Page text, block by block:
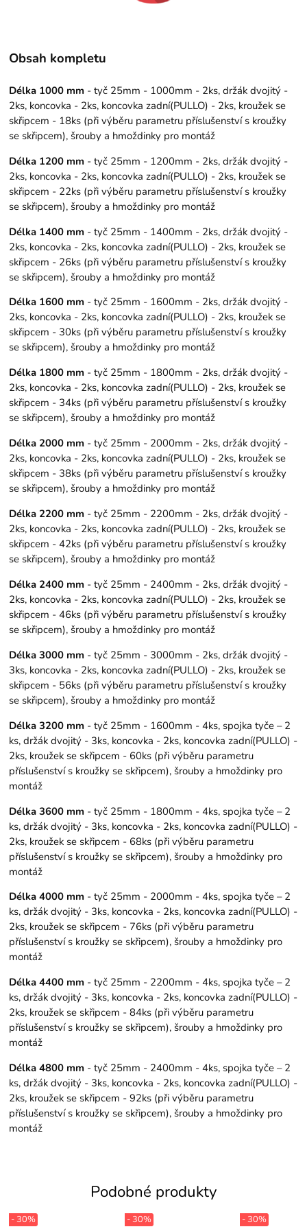
Obsah kompletu
Délka 1000 mm - tyč 25mm - 1000mm - 2ks, držák dvojitý -
2ks, koncovka - 2ks, koncovka zadní(PULLO) - 2ks, kroužek se
skřipcem - 18ks (při výběru parametru příslušenství s kroužky
se skřipcem), šrouby a hmoždinky pro montáž
Délka 1200 mm - tyč 25mm - 1200mm - 2ks, držák dvojitý -
2ks, koncovka - 2ks, koncovka zadní(PULLO) - 2ks, kroužek se
skřipcem - 22ks (při výběru parametru příslušenství s kroužky
se skřipcem), šrouby a hmoždinky pro montáž
Délka 1400 mm - tyč 25mm - 1400mm - 2ks, držák dvojitý -
2ks, koncovka - 2ks, koncovka zadní(PULLO) - 2ks, kroužek se
skřipcem - 26ks (při výběru parametru příslušenství s kroužky
se skřipcem), šrouby a hmoždinky pro montáž
Délka 1600 mm - tyč 25mm - 1600mm - 2ks, držák dvojitý -
2ks, koncovka - 2ks, koncovka zadní(PULLO) - 2ks, kroužek se
skřipcem - 30ks (při výběru parametru příslušenství s kroužky
se skřipcem), šrouby a hmoždinky pro montáž
Délka 1800 mm - tyč 25mm - 1800mm - 2ks, držák dvojitý -
2ks, koncovka - 2ks, koncovka zadní(PULLO) - 2ks, kroužek se
skřipcem - 34ks (při výběru parametru příslušenství s kroužky
se skřipcem), šrouby a hmoždinky pro montáž
Délka 2000 mm - tyč 25mm - 2000mm - 2ks, držák dvojitý -
2ks, koncovka - 2ks, koncovka zadní(PULLO) - 2ks, kroužek se
skřipcem - 38ks (při výběru parametru příslušenství s kroužky
se skřipcem), šrouby a hmoždinky pro montáž
Délka 2200 mm - tyč 25mm - 2200mm - 2ks, držák dvojitý -
2ks, koncovka - 2ks, koncovka zadní(PULLO) - 2ks, kroužek se
skřipcem - 42ks (při výběru parametru příslušenství s kroužky
se skřipcem), šrouby a hmoždinky pro montáž
Délka 2400 mm - tyč 25mm - 2400mm - 2ks, držák dvojitý -
2ks, koncovka - 2ks, koncovka zadní(PULLO) - 2ks, kroužek se
skřipcem - 46ks (při výběru parametru příslušenství s kroužky
se skřipcem), šrouby a hmoždinky pro montáž
Délka 3000 mm - tyč 25mm - 3000mm - 2ks, držák dvojitý -
3ks, koncovka - 2ks, koncovka zadní(PULLO) - 2ks, kroužek se
skřipcem - 56ks (při výběru parametru příslušenství s kroužky
se skřipcem), šrouby a hmoždinky pro montáž
Délka 3200 mm - tyč 25mm - 1600mm - 4ks, spojka tyče – 2
ks, držák dvojitý - 3ks, koncovka - 2ks, koncovka zadní(PULLO) -
2ks, kroužek se skřipcem - 60ks (při výběru parametru
příslušenství s kroužky se skřipcem), šrouby a hmoždinky pro
montáž
Délka 3600 mm - tyč 25mm - 1800mm - 4ks, spojka tyče – 2
ks, držák dvojitý - 3ks, koncovka - 2ks, koncovka zadní(PULLO) -
2ks, kroužek se skřipcem - 68ks (při výběru parametru
příslušenství s kroužky se skřipcem), šrouby a hmoždinky pro
montáž
Délka 4000 mm - tyč 25mm - 2000mm - 4ks, spojka tyče – 2
ks, držák dvojitý - 3ks, koncovka - 2ks, koncovka zadní(PULLO) -
2ks, kroužek se skřipcem - 76ks (při výběru parametru
příslušenství s kroužky se skřipcem), šrouby a hmoždinky pro
montáž
Délka 4400 mm - tyč 25mm - 2200mm - 4ks, spojka tyče – 2
ks, držák dvojitý - 3ks, koncovka - 2ks, koncovka zadní(PULLO) -
2ks, kroužek se skřipcem - 84ks (při výběru parametru
příslušenství s kroužky se skřipcem), šrouby a hmoždinky pro
montáž
Délka 4800 mm - tyč 25mm - 2400mm - 4ks, spojka tyče – 2
ks, držák dvojitý - 3ks, koncovka - 2ks, koncovka zadní(PULLO) -
2ks, kroužek se skřipcem - 92ks (při výběru parametru
příslušenství s kroužky se skřipcem), šrouby a hmoždinky pro
montáž
Podobné produkty
- 30% - 30% - 30%